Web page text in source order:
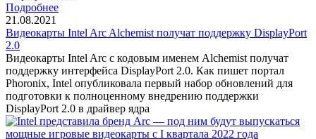
Подробнее
21.08.2021
Видеокарты Intel Arc Alchemist получат поддержку DisplayPort
2.0
Видеокарты Intel Arc с кодовым именем Alchemist получат
поддержку интерфейса DisplayPort 2.0. Как пишет портал
Phoronix, Intel опубликовала первый набор обновлений для
подготовки к полноценному внедрению поддержки
DisplayPort 2.0 в драйвер ядра